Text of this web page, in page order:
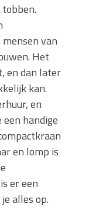
van
Het
en dan later
kan.
en
handige
en lomp is
er een
alles op.